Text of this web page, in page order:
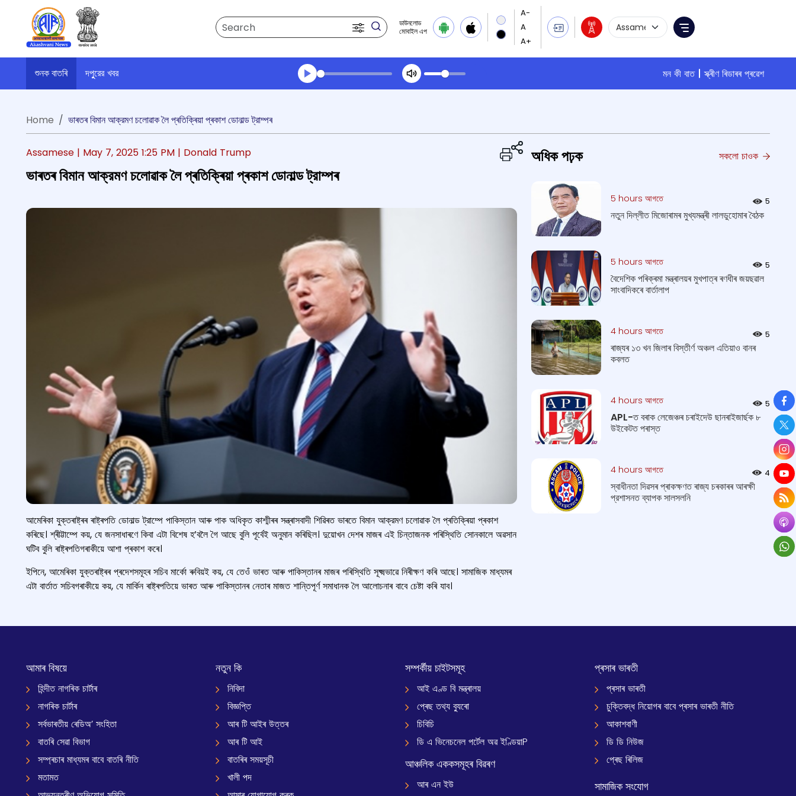
Search
ডাউনলোড
মোবাইল এপ
Language Selection
Menu
শুনক বাতৰি দপুুরের খবর মন কী বাত
স্ক্ৰীণ ৰিডাৰৰ প্ৰৱেশ
Transcript summary
Home
ভাৰতৰ বিমান আক্রমণ চলোৱাক লৈ প্ৰতিক্ৰিয়া প্ৰকাশ ডোনাল্ড ট্রাম্পৰ
Assamese | May 7, 2025 1:25 PM | Donald Trump
ভাৰতৰ বিমান আক্রমণ চলোৱাক লৈ প্ৰতিক্ৰিয়া প্ৰকাশ ডোনাল্ড ট্রাম্পৰ
আমেৰিকা যুক্তৰাষ্ট্ৰৰ ৰাষ্ট্ৰপতি ডোনাল্ড ট্রাম্পে পাকিস্তান আৰু পাক অধিকৃত কাশ্মীৰৰ সন্ত্ৰাসবাদী শিৱিৰত ভাৰতে বিমান আক্রমণ চলোৱাক লৈ প্ৰতিক্ৰিয়া প্ৰকাশ
কৰিছে। শ্ৰীট্টাম্পে কয়, যে জনসাধাৰণে কিবা এটা বিশেষ হ’বলৈ গৈ আছে বুলি পূৰ্বেই অনুমান কৰিছিল। দুয়োখন দেশৰ মাজৰ এই চিন্তাজনক পৰিস্থিতি সোনকালে অৱসান
ঘটিব বুলি ৰাষ্ট্ৰপতিগৰাকীয়ে আশা প্ৰকাশ কৰে।
ইপিনে, আমেৰিকা যুক্তৰাষ্ট্ৰৰ প্ৰদেশসমূহৰ সচিব মার্কো ৰুবিয়ই কয়, যে তেওঁ ভাৰত আৰু পাকিস্তানৰ মাজৰ পৰিস্থিতি সূক্ষ্মভাৱে নিৰীক্ষণ কৰি আছে। সামাজিক মাধ্যমৰ
এটা বাৰ্তাত সচিবগৰাকীয়ে কয়, যে মার্কিন ৰাষ্ট্ৰপতিয়ে ভাৰত আৰু পাকিস্তানৰ নেতাৰ মাজত শান্তিপূর্ণ সমাধানক লৈ আলোচনাৰ বাবে চেষ্টা কৰি যাব।
অধিক পঢ়ক সকলো চাওক
5 hours আগতে 5
নতুন দিল্লীত মিজোৰামৰ মুখ্যমন্ত্ৰী লালডুহোমাৰ বৈঠক
5 hours আগতে 5
বৈদেশিক পৰিক্ৰমা মন্ত্ৰালয়ৰ মুখপাত্ৰ ৰণধীৰ জয়ছৱাল
সাংবাদিকৰে বাৰ্তালাপ
4 hours আগতে 5
ৰাজ্যৰ ১৩ খন জিলাৰ বিস্তীর্ণ অঞ্চল এতিয়াও বানৰ
কবলত
4 hours আগতে 5
APL-ত বৰাক লেজেঞ্চৰ চৰাইদেউ ছানৰাইজাৰ্ছক ৮
উইকেটত পৰাস্ত
4 hours আগতে 4
স্বাধীনতা দিৱসৰ প্ৰাকক্ষণত ৰাজ্য চৰকাৰৰ আৰক্ষী
প্রশাসনত ব্যাপক সালসলনি
আমাৰ বিষয়ে
হিন্দীত নাগৰিক চাৰ্টাৰ
নাগৰিক চাৰ্টাৰ
সৰ্বভাৰতীয় ৰেডিঅ’ সংহিতা
বাতৰি সেৱা বিভাগ
সম্প্ৰচাৰ মাধ্যমৰ বাবে বাতৰি নীতি
মতামত
নতুন কি
নিবিদা
বিজ্ঞপ্তি
আৰ টি আইৰ উত্তৰ
আৰ টি আই
বাতৰিৰ সময়সূচী
খালী পদ
সম্পৰ্কীয় চাইটসমূহ
আই এণ্ড বি মন্ত্ৰালয়
প্ৰেছ তথ্য ব্যুৰো
চিবিচি
ডি এ ভিনেচনেল পৰ্টেল অৱ ইণ্ডিয়াP
আঞ্চলিক এককসমূহৰ বিৱৰণ
আৰ এন ইউ
প্ৰসাৰ ভাৰতী
প্ৰসাৰ ভাৰতী
চুক্তিবদ্ধ নিয়োগৰ বাবে প্ৰসাৰ ভাৰতী নীতি
আকাশবাণী
ডি ডি নিউজ
প্ৰেছ ৰিলিজ
সামাজিক সংযোগ